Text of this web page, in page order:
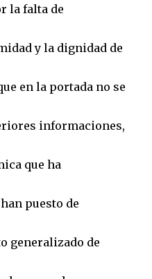
la falta de
y la dignidad de
en la portada no se
informaciones,
que ha
puesto de
generalizado de